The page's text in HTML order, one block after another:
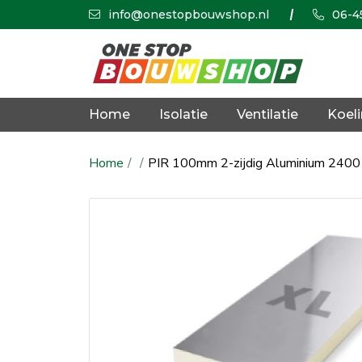
info@onestopbouwshop.nl 06-
Home Isolatie Ventilatie
Home PIR 100mm 2-zijdig Aluminium